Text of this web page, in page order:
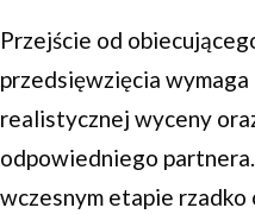
Przejście od
przedsięwzięcia
realistycznej wyceny
odpowiedniego
wczesnym etapie rzadko